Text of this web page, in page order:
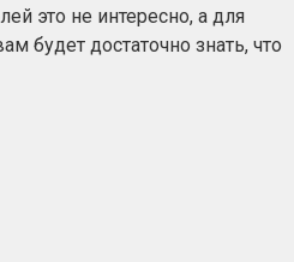
это не интересно, а для
будет достаточно знать, что